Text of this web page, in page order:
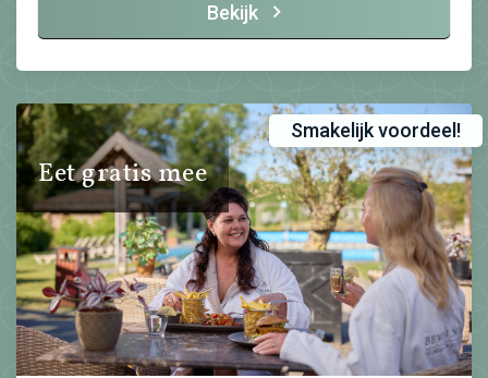
Bekijk
Eet gratis mee
Smakelijk voordeel!